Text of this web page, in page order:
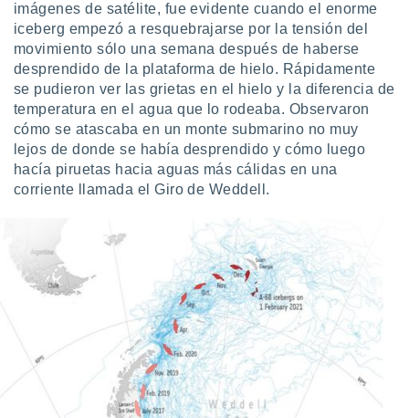
de
1199
imágenes de satélite, fue evidente cuando el enorme
iceberg empezó a resquebrajarse por la tensión del
movimiento sólo una semana después de haberse
desprendido de la plataforma de hielo. Rápidamente
se pudieron ver las grietas en el hielo y la diferencia de
temperatura en el agua que lo rodeaba. Observaron
cómo se atascaba en un monte submarino no muy
lejos de donde se había desprendido y cómo luego
hacía piruetas hacia aguas más cálidas en una
corriente llamada el Giro de Weddell.